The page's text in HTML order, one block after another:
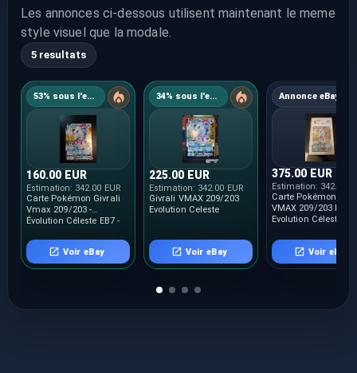
Les annonces ci-dessous utilisent maintenant le meme
style visuel que la modale.
5 resultats
53% sous l'estimation
160.00 EUR
Estimation: 342.00 EUR
Carte Pokémon Givrali
Vmax 209/203 -
Évolution Céleste EB7 -
Voir eBay
34% sous l'estimation
225.00 EUR
Estimation: 342.00 EUR
Givrali VMAX 209/203
Evolution Celeste
Voir eBay
Annonce eBay
375.00 EUR
Estimation: 342.00
Carte Pokémon Givrali
VMAX 209/203 Fr
Evolution Céleste -
Voir eBay